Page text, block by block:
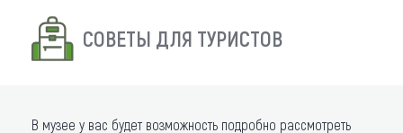
СОВЕТЫ ДЛЯ ТУРИСТОВ
В музее у вас будет возможность подробно рассмотреть